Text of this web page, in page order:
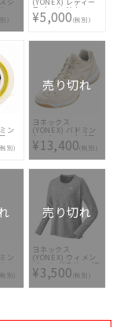
ッ
ジ)
ス ウィンドウォー
マーシャツ
¥5,000(税別)
ン
ロ
別)
売り切れ
ヨネックス
(YONEX) バドミン
トンシューズ パワ
ークッション65Z3
C-90 SHB65Z3Y-
206
¥13,400(税別)
ン
ノ
別)
売り切れ
ヨネックス
(YONEX) ウィメン
ズ ロングスリーブT
シャツ 16547-010
¥3,500(税別)